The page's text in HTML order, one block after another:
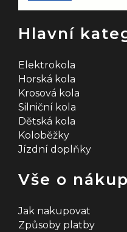
Hlavní
Elektrokola
Horská kola
Krosová kola
Silniční kola
Dětská kola
Koloběžky
Jízdní doplňky
Vše o
Jak nakupovat
Způsoby platby